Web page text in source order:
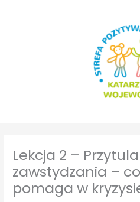
Lekcja 2 –
zawstydzania –
pomaga w